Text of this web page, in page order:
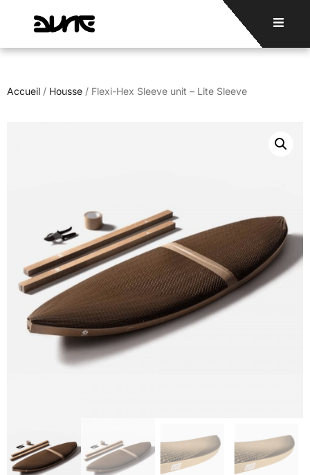
Accueil / Housse / Flexi-Hex Sleeve unit – Lite Sleeve